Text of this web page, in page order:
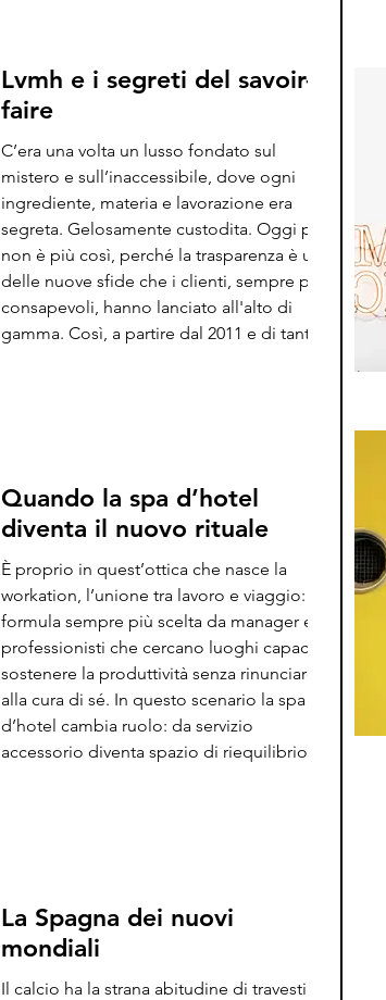
Lvmh e i segreti del savoir-
faire
C’era una volta un lusso fondato sul
mistero e sull’inaccessibile, dove ogni
ingrediente, materia e lavorazione era
segreta. Gelosamente custodita. Oggi però
non è più così, perché la trasparenza è una
delle nuove sfide che i clienti, sempre più
consapevoli, hanno lanciato all'alto di
gamma. Così, a partire dal 2011 e di tanto
Quando la spa d’hotel
diventa il nuovo rituale
È proprio in quest’ottica che nasce la
workation, l’unione tra lavoro e viaggio: una
formula sempre più scelta da manager e
professionisti che cercano luoghi capaci di
sostenere la produttività senza rinunciare
alla cura di sé. In questo scenario la spa
d’hotel cambia ruolo: da servizio
accessorio diventa spazio di riequilibrio
La Spagna dei nuovi
mondiali
Il calcio ha la strana abitudine di travestirsi